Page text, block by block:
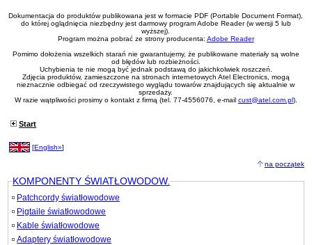
Dokumentacja do produktów publikowana jest w formacie PDF (Portable Document Format),
do której oglądnięcia niezbędny jest darmowy program Adobe Reader (w wersji 5 lub
wyższej).
Program można pobrać ze strony producenta: Adobe Reader
Pomimo dołożenia wszelkich starań nie gwarantujemy, że publikowane materiały są wolne
od błędów lub rozbieżności.
Uchybienia te nie mogą być jednak podstawą do jakichkolwiek roszczeń.
Zdjęcia produktów, zamieszczone na stronach internetowych Atel Electronics, mogą
nieznacznie odbiegać od rzeczywistego wyglądu towarów znajdujących się aktualnie w
sprzedaży.
W razie wątpliwości prosimy o kontakt z firmą (tel. 77-4556076, e-mail cust@atel.com.pl).
Start
[English»]
na początek
KOMPONENTY ŚWIATŁOWODOW.
Patchcordy światłowodowe
Pigtaile światłowodowe
Kable światłowodowe
Adaptery światłowodowe